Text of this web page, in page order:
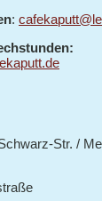
:
Str. /